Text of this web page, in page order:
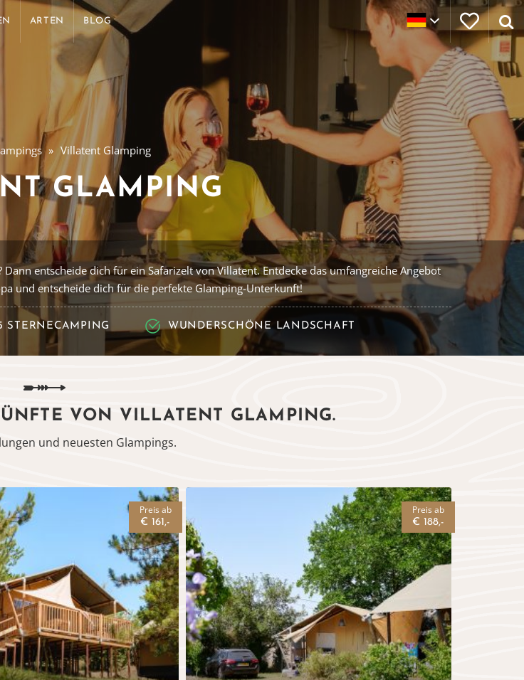
ARTEN BLOG
Villatent Glamping
GLAMPING
entscheide dich für ein Safarizelt von Villatent. Entdecke das umfangreiche Angebot
und entscheide dich für die perfekte Glamping-Unterkunft!
STERNECAMPING WUNDERSCHÖNE LANDSCHAFT
VON VILLATENT GLAMPING.
und neuesten Glampings.
Preis ab
€ 161,-
Preis ab
€ 188,-